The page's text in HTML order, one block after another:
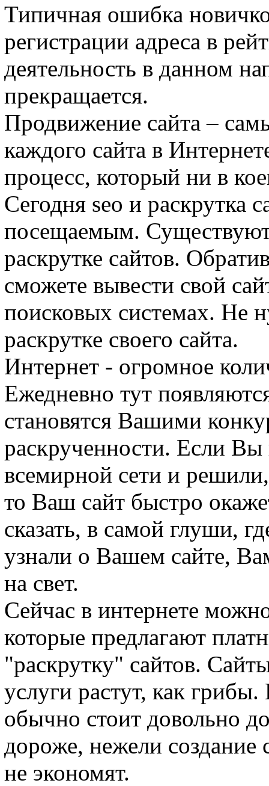
Типичная ошибка
регистрации адреса в
деятельность в данном
прекращается.
Продвижение сайта –
каждого сайта в
процесс, который ни в
Сегодня seo и раскрутка
посещаемым.
раскрутке сайтов.
сможете вывести свой
поисковых системах. Не
раскрутке своего сайта.
Интернет - огромное
Ежедневно тут
становятся Вашими
раскрученности. Если Вы
всемирной сети и
то Ваш сайт быстро
сказать, в самой глуши,
узнали о Вашем сайте,
на свет.
Сейчас в интернете
которые предлагают
"раскрутку" сайтов.
услуги растут, как
обычно стоит довольно
дороже, нежели создание
не экономят.